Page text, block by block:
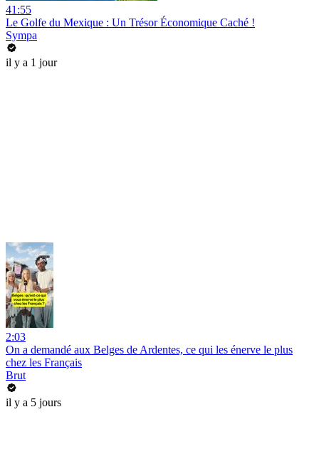
41:55
Le Golfe du Mexique : Un Trésor Économique Caché !
Sympa
il y a 1 jour
2:03
On a demandé aux Belges de Ardentes, ce qui les énerve le plus
chez les Français
Brut
il y a 5 jours